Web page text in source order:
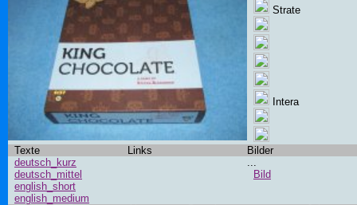
Strate
Intera
Texte Links
Bilder
deutsch_kurz
deutsch_mittel
english_short
english_medium
...
Bild